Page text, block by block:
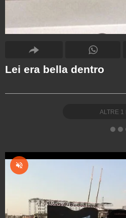
Lei era bella dentro
ALTRE 1